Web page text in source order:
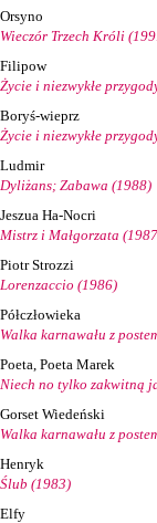
Orsyno
Wieczór Trzech Króli
Filipow
Życie i niezwykłe
Boryś-wieprz
Życie i niezwykłe
Ludmir
Dyliżans; Zabawa (1988)
Jeszua Ha-Nocri
Mistrz i Małgorzata
Piotr Strozzi
Lorenzaccio (1986)
Półczłowieka
Walka karnawału z
Poeta, Poeta Marek
Niech no tylko zakwitną
Gorset Wiedeński
Walka karnawału z
Henryk
Ślub (1983)
Elfy